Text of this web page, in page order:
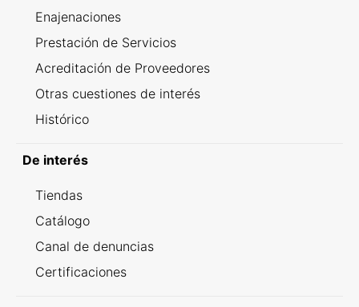
Enajenaciones
Prestación de Servicios
Acreditación de Proveedores
Otras cuestiones de interés
Histórico
De interés
Tiendas
Catálogo
Canal de denuncias
Certificaciones